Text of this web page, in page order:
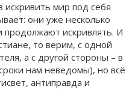
искривить мир под себя
они уже несколько
продолжают искривлять. И
то верим, с одной
а с другой стороны – в
нам неведомы), но всё
антиправда и